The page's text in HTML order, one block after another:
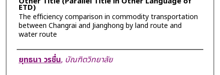
ETD)
The efficiency comparison in commodity transportation
between Changrai and Jianghong by land route and
water route
Author
ยุทธนา วรชื่น, บัณฑิตวิทยาลัย